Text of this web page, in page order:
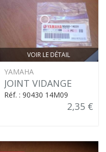
VOIR LE DÉTAIL
YAMAHA
JOINT VIDANGE
Réf. : 90430 14M09
2,35 €